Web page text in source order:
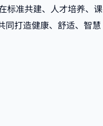
标准共建、人才培养、课
同打造健康、舒适、智慧